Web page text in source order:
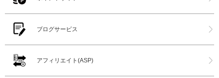
ブログサービス
アフィリエイト(ASP)